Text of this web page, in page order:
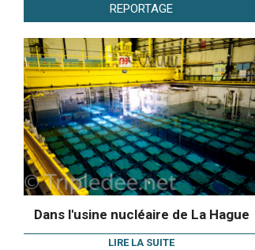
REPORTAGE
Dans l'usine nucléaire de La Hague
LIRE LA SUITE